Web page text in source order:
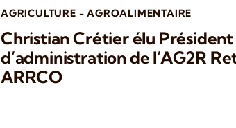
AGRICULTURE - AGROALIMENTAIRE
Christian Crétier élu Président
d’administration de l’AG2R
ARRCO